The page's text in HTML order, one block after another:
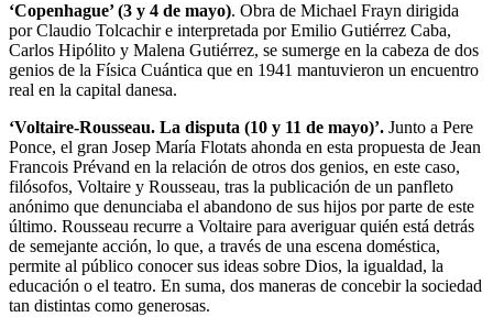
‘Copenhague’ (3 y 4 de mayo). Obra de Michael Frayn dirigida
por Claudio Tolcachir e interpretada por Emilio Gutiérrez Caba,
Carlos Hipólito y Malena Gutiérrez, se sumerge en la cabeza de dos
genios de la Física Cuántica que en 1941 mantuvieron un encuentro
real en la capital danesa.
‘Voltaire-Rousseau. La disputa (10 y 11 de mayo)’. Junto a Pere
Ponce, el gran Josep María Flotats ahonda en esta propuesta de Jean
Francois Prévand en la relación de otros dos genios, en este caso,
filósofos, Voltaire y Rousseau, tras la publicación de un panfleto
anónimo que denunciaba el abandono de sus hijos por parte de este
último. Rousseau recurre a Voltaire para averiguar quién está detrás
de semejante acción, lo que, a través de una escena doméstica,
permite al público conocer sus ideas sobre Dios, la igualdad, la
educación o el teatro. En suma, dos maneras de concebir la sociedad
tan distintas como generosas.